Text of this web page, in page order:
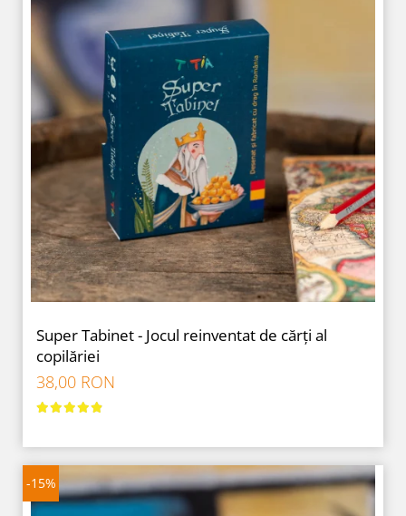
Super Tabinet - Jocul reinventat de cărți al
copilăriei
38,00 RON
-15%